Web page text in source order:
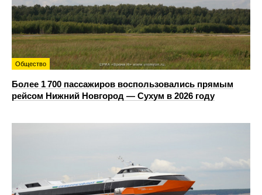
Общество
Более 1 700 пассажиров воспользовались прямым
рейсом Нижний Новгород — Сухум в 2026 году